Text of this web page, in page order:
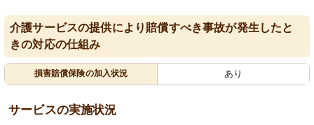
介護サービスの提供により賠償すべき事故が発生したと
きの対応の仕組み
損害賠償保険の加入状況 あり
サービスの実施状況